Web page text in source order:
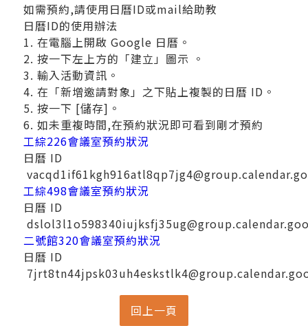
如需預約,請使用日曆ID或mail給助教
日曆ID的使用辦法
1. 在電腦上開啟 Google 日曆。
2. 按一下左上方的「建立」圖示 。
3. 輸入活動資訊。
4. 在「新增邀請對象」之下貼上複製的日曆 ID。
5. 按一下 [儲存]。
6. 如未重複時間,在預約狀況即可看到剛才預約
工綜226會議室預約狀況
日曆 ID
工綜498會議室預約狀況
日曆 ID
二號館320會議室預約狀況
日曆 ID